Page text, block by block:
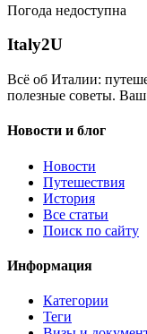
Погода недоступна
Italy2U
Всё об Италии:
полезные советы.
Новости и блог
Новости
Путешествия
История
Все статьи
Поиск по сайту
Информация
Категории
Теги